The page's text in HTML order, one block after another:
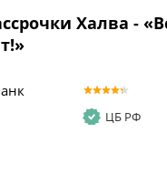
Халва -
ЦБ РФ